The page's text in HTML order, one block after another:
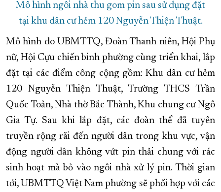
Mô hình ngôi nhà thu gom pin sau sử dụng đặt
tại khu dân cư hẻm 120 Nguyễn Thiện Thuật.
Mô hình do UBMTTQ, Đoàn Thanh niên, Hội Phụ
nữ, Hội Cựu chiến binh phường cùng triển khai, lắp
đặt tại các điểm công cộng gồm: Khu dân cư hẻm
120 Nguyễn Thiện Thuật, Trường THCS Trần
Quốc Toản, Nhà thờ Bắc Thành, Khu chung cư Ngô
Gia Tự. Sau khi lắp đặt, các đoàn thể đã tuyên
truyền rộng rãi đến người dân trong khu vực, vận
động người dân không vứt pin thải chung với rác
sinh hoạt mà bỏ vào ngôi nhà xử lý pin. Thời gian
tới, UBMTTQ Việt Nam phường sẽ phối hợp với các